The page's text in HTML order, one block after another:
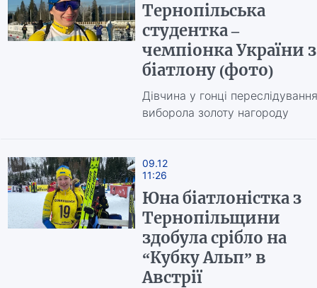
Тернопільська
студентка –
чемпіонка України з
біатлону (фото)
Дівчина у гонці переслідування
виборола золоту нагороду
09.12
11:26
Юна біатлоністка з
Тернопільщини
здобула срібло на
“Кубку Альп” в
Австрії